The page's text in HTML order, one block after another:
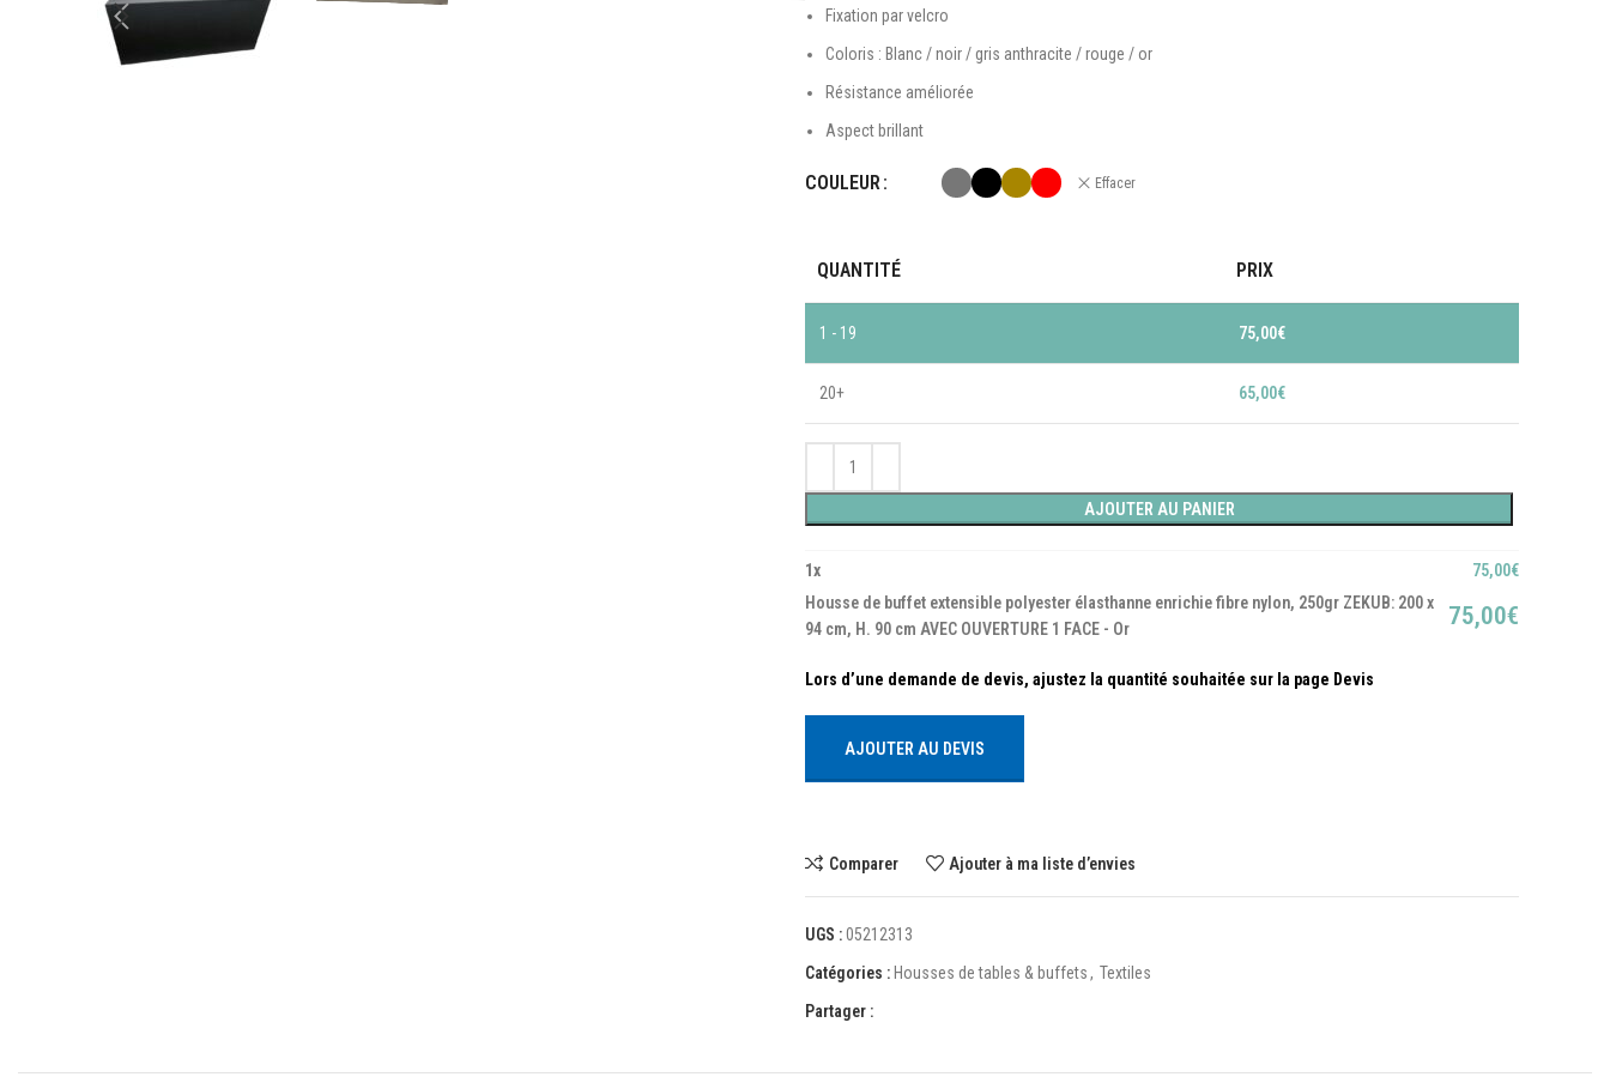
Fixation par velcro
Coloris : Blanc / noir / gris anthracite / rouge / or
Résistance améliorée
Aspect brillant
COULEUR Effacer
QUANTITÉ PRIX
1 - 19 75,00€
20+ 65,00€
AJOUTER AU PANIER
1x 75,00€
Housse de buffet extensible polyester élasthanne enrichie fibre nylon, 250gr ZEKUB: 200 x
94 cm, H. 90 cm AVEC OUVERTURE 1 FACE - Or
75,00€
AJOUTER AU DEVIS
Comparer Ajouter à ma liste d’envies
UGS :05212313
Catégories : Housses de tables & buffets, Textiles
Partager :